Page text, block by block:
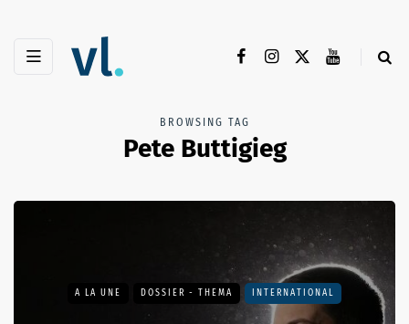
BROWSING TAG
Pete Buttigieg
A LA UNE DOSSIER - THEMA INTERNATIONAL